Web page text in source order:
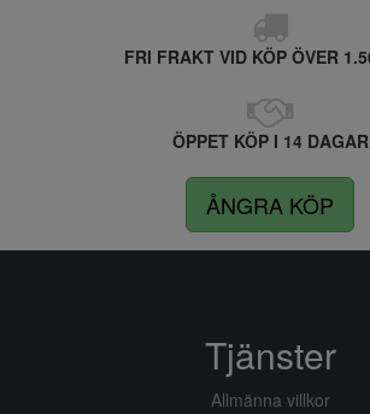
FRI FRAKT VID KÖP ÖVER
ÖPPET KÖP I 14 DAGAR
ÅNGRA KÖP
Tjänster
Allmänna villkor